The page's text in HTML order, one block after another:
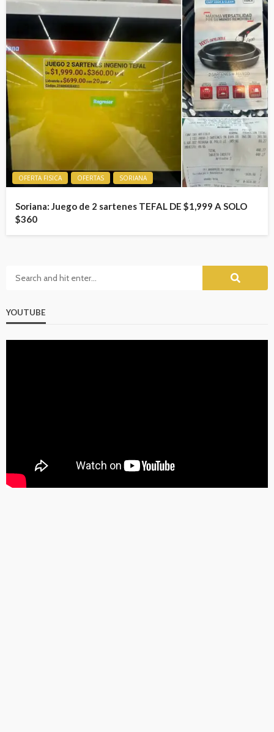
OFERTA FISICA OFERTAS SORIANA
Soriana: Juego de 2 sartenes TEFAL DE $1,999 A SOLO
$360
YOUTUBE